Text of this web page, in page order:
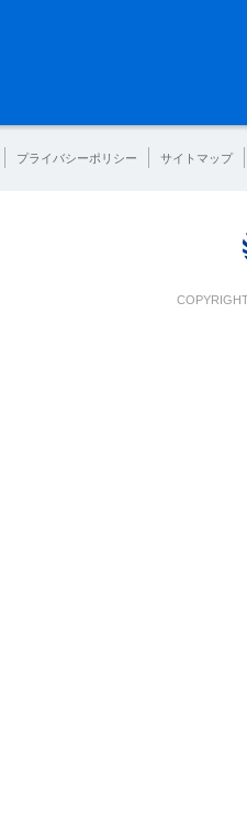
プライバシーポリシー サイトマップ